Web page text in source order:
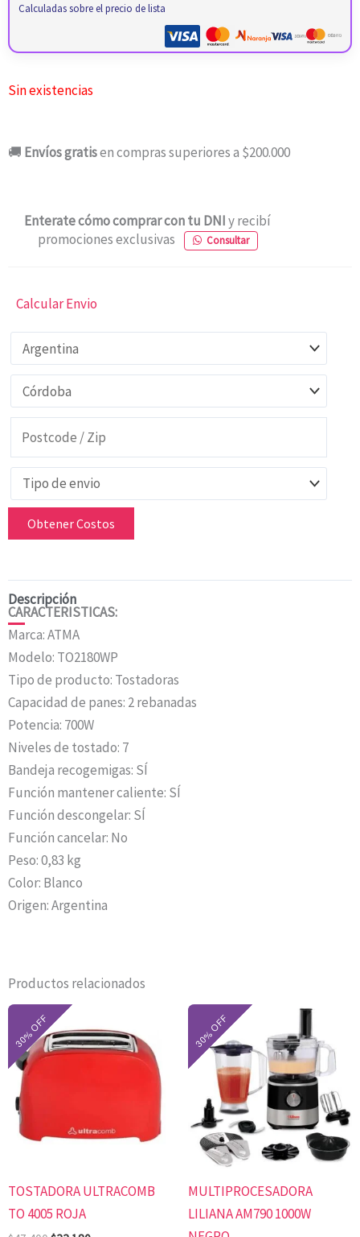
Calculadas sobre el precio de lista
Sin existencias
🚚 Envíos gratisen compras superiores a $200.000
Enterate cómo comprar con tu DNIy recibí
promociones exclusivas
Consultar
Calcular Envio
Obtener Costos
Descripción
CARACTERISTICAS:
Marca: ATMA
Modelo: TO2180WP
Tipo de producto: Tostadoras
Capacidad de panes: 2 rebanadas
Potencia: 700W
Niveles de tostado: 7
Bandeja recogemigas: SÍ
Función mantener caliente: SÍ
Función descongelar: SÍ
Función cancelar: No
Peso: 0,83 kg
Color: Blanco
Origen: Argentina
Productos relacionados
TOSTADORA ULTRACOMB
TO 4005 ROJA
precio
original
era:
precio
actual
es:
MULTIPROCESADORA
LILIANA AM790 1000W
El
original
era:
$306.000.
precio
actual
es:
$214.200.